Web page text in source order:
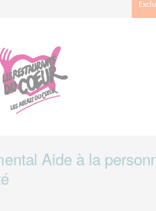
Aide à la